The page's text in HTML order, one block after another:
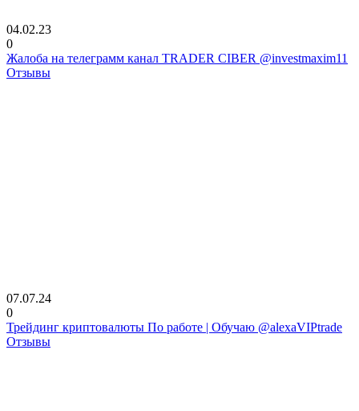
04.02.23
0
Жалоба на телеграмм канал TRADER CIBER @investmaxim11
Отзывы
07.07.24
0
Трейдинг криптовалюты По работе | Обучаю @alexaVIPtrade
Отзывы